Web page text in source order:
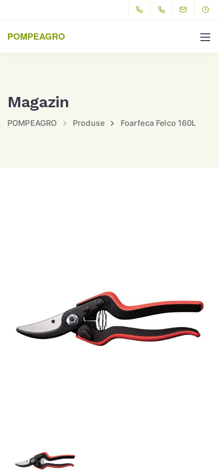
POMPEAGRO
Magazin
POMPEAGRO Produse Foarfeca Felco 160L